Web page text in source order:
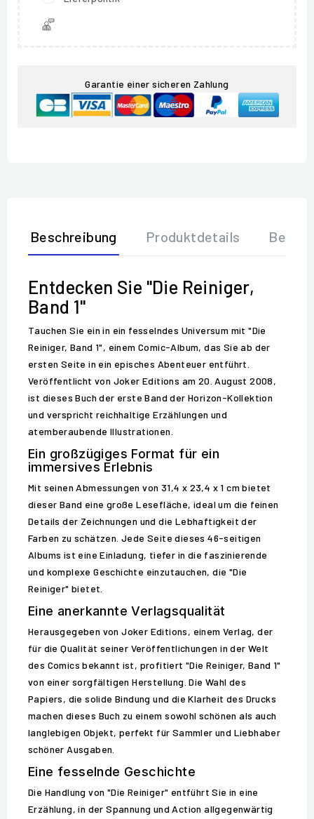
Garantie einer sicheren Zahlung
Beschreibung Produktdetails
Entdecken Sie "Die Reiniger,
Band 1"
Tauchen Sie ein in ein fesselndes Universum mit "Die
Reiniger, Band 1", einem Comic-Album, das Sie ab der
ersten Seite in ein episches Abenteuer entführt.
Veröffentlicht von Joker Editions am 20. August 2008,
ist dieses Buch der erste Band der Horizon-Kollektion
und verspricht reichhaltige Erzählungen und
atemberaubende Illustrationen.
Ein großzügiges Format für ein
immersives Erlebnis
Mit seinen Abmessungen von 31,4 x 23,4 x 1 cm bietet
dieser Band eine große Lesefläche, ideal um die feinen
Details der Zeichnungen und die Lebhaftigkeit der
Farben zu schätzen. Jede Seite dieses 46-seitigen
Albums ist eine Einladung, tiefer in die faszinierende
und komplexe Geschichte einzutauchen, die "Die
Reiniger" bietet.
Eine anerkannte Verlagsqualität
Herausgegeben von Joker Editions, einem Verlag, der
für die Qualität seiner Veröffentlichungen in der Welt
des Comics bekannt ist, profitiert "Die Reiniger, Band 1"
von einer sorgfältigen Herstellung. Die Wahl des
Papiers, die solide Bindung und die Klarheit des Drucks
machen dieses Buch zu einem sowohl schönen als auch
langlebigen Objekt, perfekt für Sammler und Liebhaber
schöner Ausgaben.
Eine fesselnde Geschichte
Die Handlung von "Die Reiniger" entführt Sie in eine
Erzählung, in der Spannung und Action allgegenwärtig